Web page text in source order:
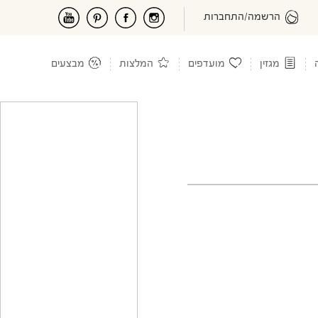
הרשמה/התחברות
מגזין מועדפים המלצות מבצעים